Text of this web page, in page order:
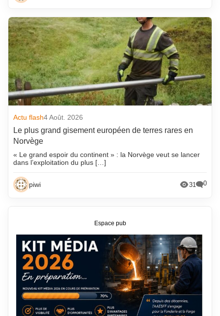
Actu flash4 Août. 2026
Le plus grand gisement européen de terres rares en
Norvège
« Le grand espoir du continent » : la Norvège veut se lancer
dans l’exploitation du plus […]
piwi 31 0
Espace pub